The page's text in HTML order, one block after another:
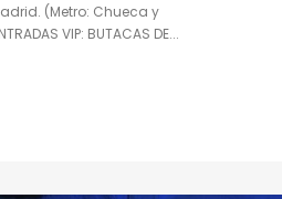
(Metro: Chueca y
VIP: BUTACAS DE...